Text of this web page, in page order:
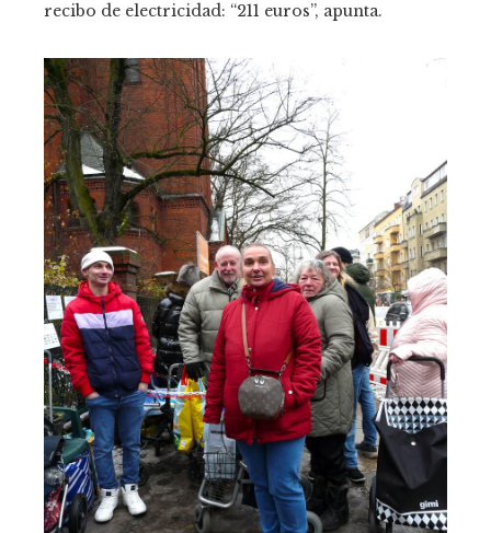
recibo de electricidad: “211 euros”, apunta.